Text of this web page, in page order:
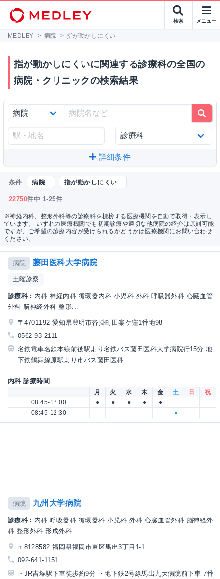
検索 メニュー
MEDLEY > 病院 > 指が動かしにくい
指が動かしにくいに関連する診療科の全国の
病院・クリニックの検索結果
詳細条件
条件 病院 指が動かしにくい
22750件中 1-25件
※神経内科、整形外科等の診療科を標榜する医療機関を自動で取得・表示し
ています。 いずれの医療機関でも初期診療や適切な他病院の紹介は原則可能
ですが、ご希望の診療内容が受けられるかどうかは医療機関にお問い合わせ
ください。
病院 藤田医科大学病院
土曜診察
診療科： 内科 神経内科 循環器内科 小児科 外科 呼吸器外科 心臓血管
外科 脳神経外科 整形...
〒4701192 愛知県豊明市沓掛町田楽ケ窪1番地98
0562-93-2111
名鉄電車名鉄本線前後駅より名鉄バス藤田医科大学病院行15分 地
下鉄鶴舞線原駅より市バス藤田医科...
内科 診療時間
月 火 水 木 金 土 日
祝
08:45-17:00
● ● ● ●
●
08:45-12:30
●
病院 九州大学病院
診療科： 内科 呼吸器科 循環器科 小児科 外科 心臓血管外科 脳神経外
科 整形外科 形成外科...
〒8128582 福岡県福岡市東区馬出3丁目1-1
092-641-1151
・JR吉塚駅下車徒歩約9分 ・地下鉄2号線馬出九大病院前下車 7番